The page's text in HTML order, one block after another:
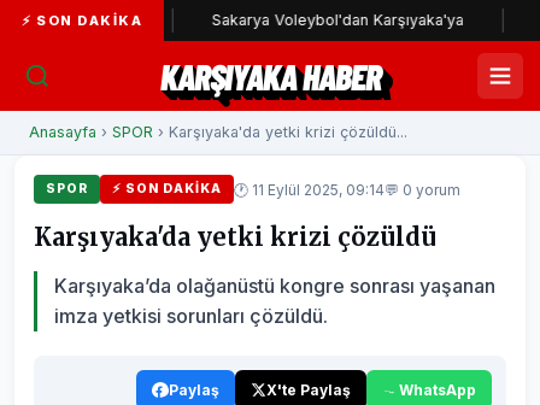
⚡ SON DAKIKA
yolunda Sakarya Voleybol'dan Karşıyaka'ya
KARŞIYAKA HABER
Anasayfa › SPOR › Karşıyaka'da yetki krizi çözüldü...
SPOR ⚡ SON DAKIKA 🕐 11 Eylül 2025, 09:14💬 0 yorum
Karşıyaka'da yetki krizi çözüldü
Karşıyaka’da olağanüstü kongre sonrası yaşanan
imza yetkisi sorunları çözüldü.
Paylaş X'te Paylaş WhatsApp